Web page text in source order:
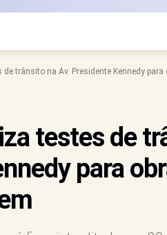
trânsito na Av. Presidente Kennedy para
testes de
para